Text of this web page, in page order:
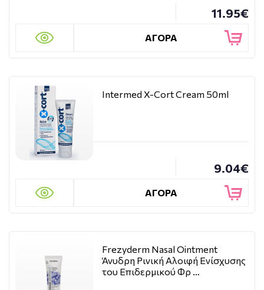
11.95€
ΑΓΟΡΑ
Intermed X-Cort Cream 50ml
9.04€
ΑΓΟΡΑ
Frezyderm Nasal Ointment
Άνυδρη Ρινική Αλοιφή Ενίσχυσης
του Επιδερμικού Φρ …